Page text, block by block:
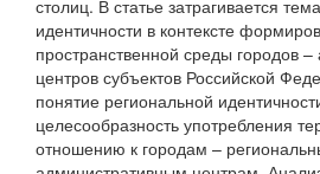
столиц. В статье затрагивается
идентичности в контексте
пространственной среды городов
центров субъектов Российской
понятие региональной
целесообразность употребления
отношению к городам –